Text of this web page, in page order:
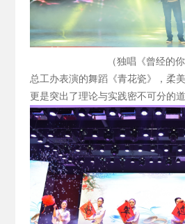
（独唱《曾经的你
总工办表演的舞蹈《青花瓷》，柔
更是突出了理论与实践密不可分的道